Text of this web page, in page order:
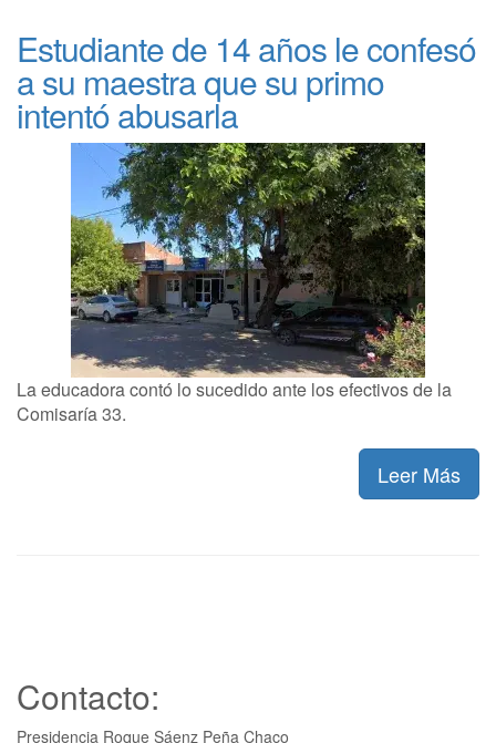
Estudiante de 14 años le confesó
a su maestra que su primo
intentó abusarla
La educadora contó lo sucedido ante los efectivos de la
Comisaría 33.
Leer Más
Contacto:
Presidencia Roque Sáenz Peña Chaco